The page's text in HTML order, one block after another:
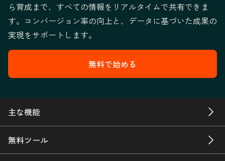
ら育成まで、すべての情報をリアルタイムで共有できま
す。コンバージョン率の向上と、データに基づいた成果の
実現をサポートします。
無料で始める
主な機能
無料ツール